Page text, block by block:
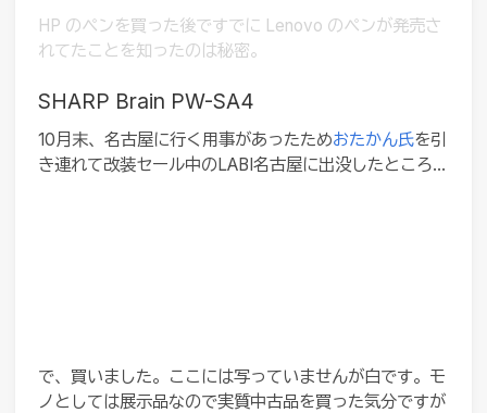
HP のペンを買った後ですでに Lenovo のペンが発売さ
れてたことを知ったのは秘密。
SHARP Brain PW-SA4
10月末、名古屋に行く用事があったためおたかん氏を引
き連れて改装セール中のLABI名古屋に出没したところ…
で、買いました。ここには写っていませんが白です。モ
ノとしては展示品なので実質中古品を買った気分ですが